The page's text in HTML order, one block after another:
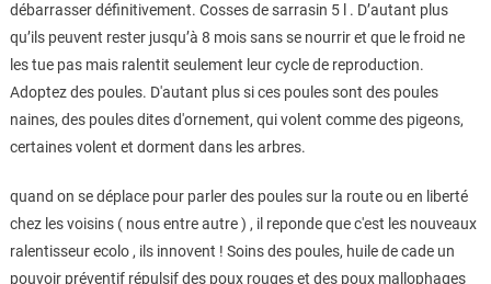
débarrasser définitivement. Cosses de sarrasin 5 l . D’autant plus
qu’ils peuvent rester jusqu’à 8 mois sans se nourrir et que le froid ne
les tue pas mais ralentit seulement leur cycle de reproduction.
Adoptez des poules. D'autant plus si ces poules sont des poules
naines, des poules dites d'ornement, qui volent comme des pigeons,
certaines volent et dorment dans les arbres.
quand on se déplace pour parler des poules sur la route ou en liberté
chez les voisins ( nous entre autre ) , il reponde que c'est les nouveaux
ralentisseur ecolo , ils innovent ! Soins des poules, huile de cade un
pouvoir préventif répulsif des poux rouges et des poux mallophages